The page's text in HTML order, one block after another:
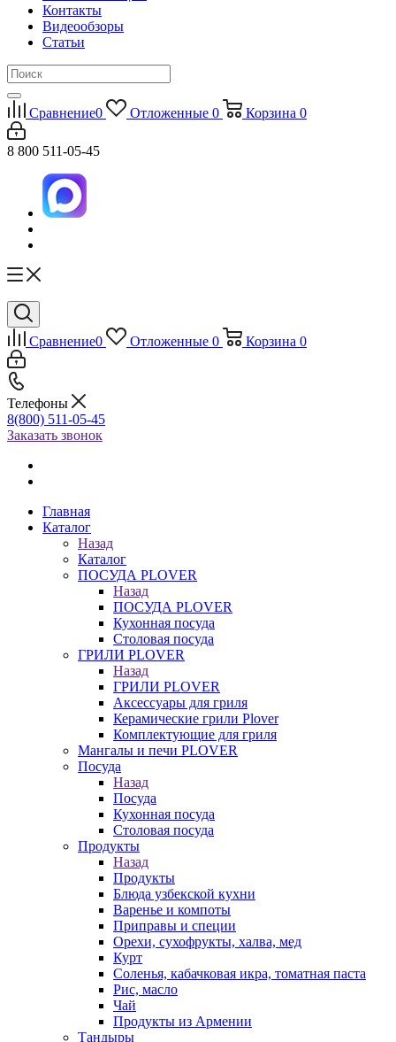
Контакты
Видеообзоры
Статьи
Сравнение0 Отложенные 0 Корзина 0
8 800 511-05-45
Сравнение0 Отложенные 0 Корзина 0
Телефоны
8(800) 511-05-45
Заказать звонок
Главная
Каталог
Назад
Каталог
ПОСУДА PLOVER
Назад
ПОСУДА PLOVER
Кухонная посуда
Столовая посуда
ГРИЛИ PLOVER
Назад
ГРИЛИ PLOVER
Аксессуары для гриля
Керамические грили Plover
Комплектующие для гриля
Мангалы и печи PLOVER
Посуда
Назад
Посуда
Кухонная посуда
Столовая посуда
Продукты
Назад
Продукты
Блюда узбекской кухни
Варенье и компоты
Приправы и специи
Орехи, сухофрукты, халва, мед
Курт
Соленья, кабачковая икра, томатная паста
Рис, масло
Чай
Продукты из Армении
Тандыры